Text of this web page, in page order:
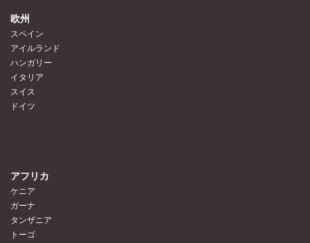
欧州
スペイン
アイルランド
ハンガリー
イタリア
スイス
ドイツ
アフリカ
ケニア
ガーナ
タンザニア
トーゴ